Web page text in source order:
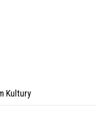
Kultury